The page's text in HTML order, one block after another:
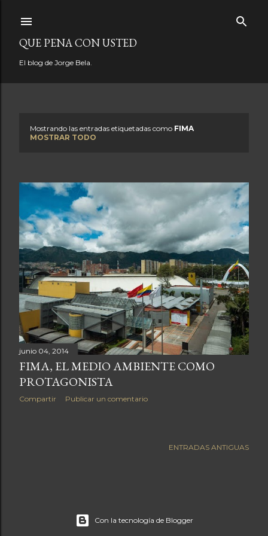
QUE PENA CON USTED
El blog de Jorge Bela.
t
a
d
a
s
Mostrando las entradas etiquetadas como FIMA
MOSTRAR TODO
junio 04, 2014
FIMA, EL MEDIO AMBIENTE COMO
PROTAGONISTA
Compartir Publicar un comentario
ENTRADAS ANTIGUAS
Con la tecnología de Blogger